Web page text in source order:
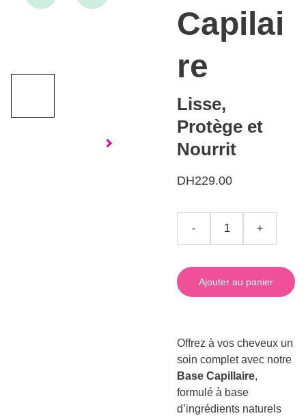
Capilai
re
Lisse,
Protège et
Nourrit
DH229.00
- +
Ajouter au panier
Offrez à vos cheveux un
soin complet avec notre
Base Capillaire,
formulé à base
d’ingrédients naturels